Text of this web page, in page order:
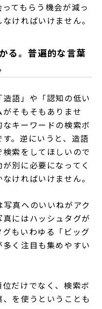
てもらう機会が減っ
ければいけません。
る。普遍的な言葉
語」や「認知の低い
そもそもありませ
キーワードの検索ボ
。逆にいうと、造語
索をしてほしいので
別に必要になってく
ければいけません。
真へのいいねがアク
にはハッシュタグが
もいわゆる「ビッグ
く注目も集めやすい
だけでなく、検索ボ
を使うということも